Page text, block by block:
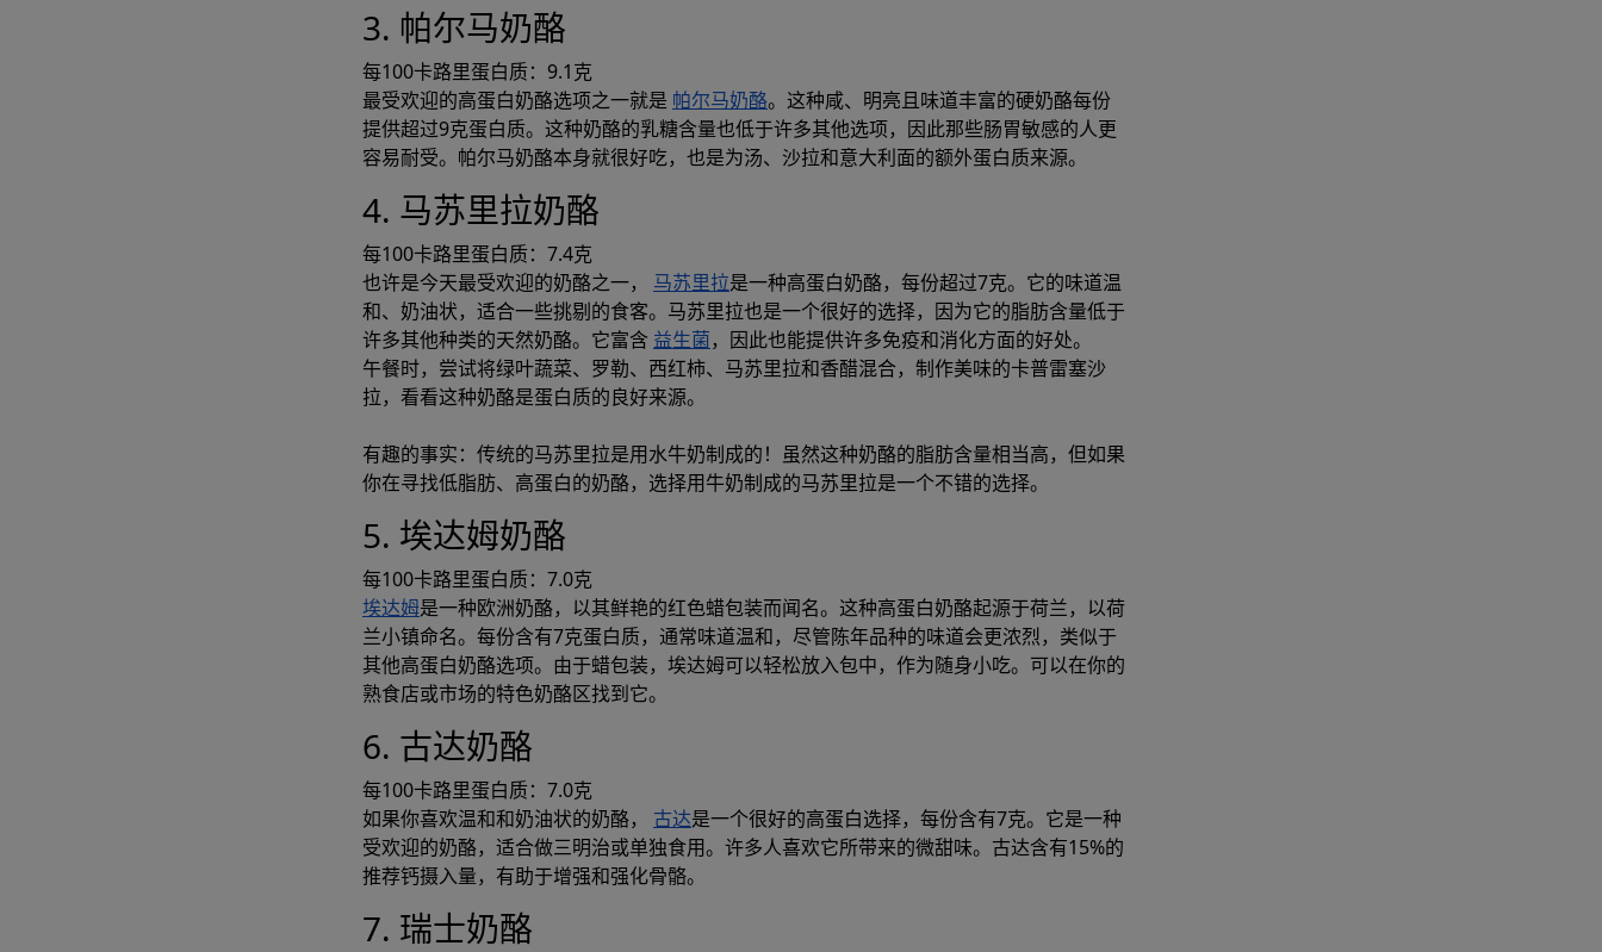
3. 帕尔马奶酪
每100卡路里蛋白质：9.1克
最受欢迎的高蛋白奶酪选项之一就是 帕尔马奶酪。这种咸、明亮且味道丰富的硬奶酪每份
提供超过9克蛋白质。这种奶酪的乳糖含量也低于许多其他选项，因此那些肠胃敏感的人更
容易耐受。帕尔马奶酪本身就很好吃，也是为汤、沙拉和意大利面的额外蛋白质来源。
4. 马苏里拉奶酪
每100卡路里蛋白质：7.4克
也许是今天最受欢迎的奶酪之一， 马苏里拉是一种高蛋白奶酪，每份超过7克。它的味道温
和、奶油状，适合一些挑剔的食客。马苏里拉也是一个很好的选择，因为它的脂肪含量低于
许多其他种类的天然奶酪。它富含 益生菌，因此也能提供许多免疫和消化方面的好处。
午餐时，尝试将绿叶蔬菜、罗勒、西红柿、马苏里拉和香醋混合，制作美味的卡普雷塞沙
拉，看看这种奶酪是蛋白质的良好来源。
有趣的事实：传统的马苏里拉是用水牛奶制成的！虽然这种奶酪的脂肪含量相当高，但如果
你在寻找低脂肪、高蛋白的奶酪，选择用牛奶制成的马苏里拉是一个不错的选择。
5. 埃达姆奶酪
每100卡路里蛋白质：7.0克
埃达姆是一种欧洲奶酪，以其鲜艳的红色蜡包装而闻名。这种高蛋白奶酪起源于荷兰，以荷
兰小镇命名。每份含有7克蛋白质，通常味道温和，尽管陈年品种的味道会更浓烈，类似于
其他高蛋白奶酪选项。由于蜡包装，埃达姆可以轻松放入包中，作为随身小吃。可以在你的
熟食店或市场的特色奶酪区找到它。
6. 古达奶酪
每100卡路里蛋白质：7.0克
如果你喜欢温和和奶油状的奶酪， 古达是一个很好的高蛋白选择，每份含有7克。它是一种
受欢迎的奶酪，适合做三明治或单独食用。许多人喜欢它所带来的微甜味。古达含有15%的
推荐钙摄入量，有助于增强和强化骨骼。
7. 瑞士奶酪
4.8 • 自由的